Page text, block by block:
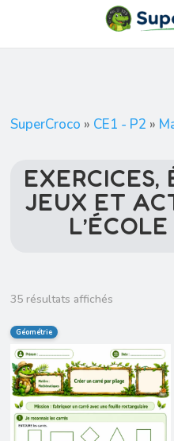
SuperCroco » CE1 - P2 »
EXERCICES,
JEUX ET
35 résultats affichés
récent
au
plus
ancien
Géométrie